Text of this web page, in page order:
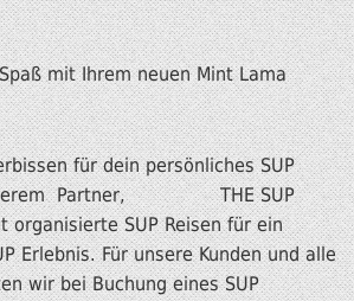
mit Ihrem neuen Mint Lama
für dein persönliches SUP
Partner, THE SUP
organisierte SUP Reisen für ein
Erlebnis. Für unsere Kunden und alle
wir bei Buchung eines SUP